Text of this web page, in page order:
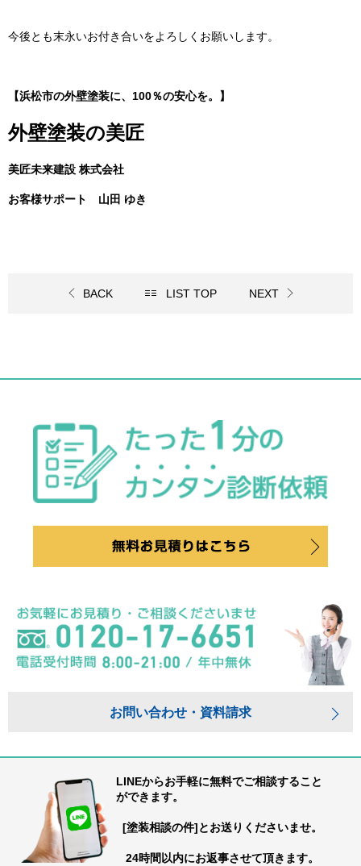
今後とも末永いお付き合いをよろしくお願いします。
【浜松市の外壁塗装に、100％の安心を。】
外壁塗装の美匠
美匠未来建設 株式会社
お客様サポート 山田 ゆき
BACK LIST TOP NEXT
お問い合わせ・資料請求
LINEからお手軽に無料でご相談すること
ができます。
[塗装相談の件]とお送りくださいませ。
24時間以内にお返事させて頂きます。